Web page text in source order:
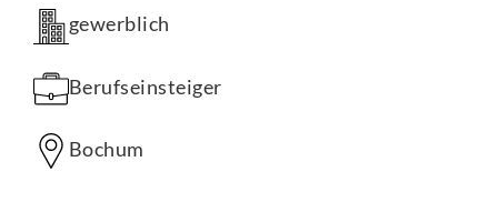
KONTAKT
gewerblich
Berufseinsteiger
Bochum